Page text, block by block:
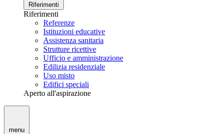
Riferimenti
Riferimenti
Referenze
Istituzioni educative
Assistenza sanitaria
Strutture ricettive
Ufficio e amministrazione
Edilizia residenziale
Uso misto
Edifici speciali
Aperto all'aspirazione
menu